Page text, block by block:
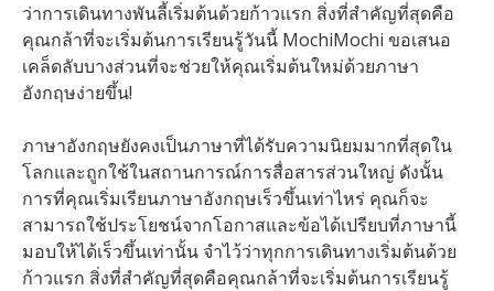
ว่าการเดินทางพันลี้เริ่มต้นด้วยก้าวแรก สิ่งที่สำคัญที่สุดคือ
คุณกล้าที่จะเริ่มต้นการเรียนรู้วันนี้ MochiMochi ขอเสนอ
เคล็ดลับบางส่วนที่จะช่วยให้คุณเริ่มต้นใหม่ด้วยภาษา
อังกฤษง่ายขึ้น!
ภาษาอังกฤษยังคงเป็นภาษาที่ได้รับความนิยมมากที่สุดใน
โลกและถูกใช้ในสถานการณ์การสื่อสารส่วนใหญ่ ดังนั้น
การที่คุณเริ่มเรียนภาษาอังกฤษเร็วขึ้นเท่าไหร่ คุณก็จะ
สามารถใช้ประโยชน์จากโอกาสและข้อได้เปรียบที่ภาษานี้
มอบให้ได้เร็วขึ้นเท่านั้น จำไว้ว่าทุกการเดินทางเริ่มต้นด้วย
ก้าวแรก สิ่งที่สำคัญที่สุดคือคุณกล้าที่จะเริ่มต้นการเรียนรู้